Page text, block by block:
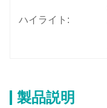
ハイライト:
製品説明